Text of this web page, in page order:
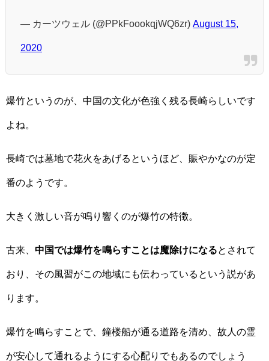
— カーツウェル (@PPkFoookqjWQ6zr) August 15,
2020
爆竹というのが、中国の文化が色強く残る長崎らしいです
よね。
長崎では墓地で花火をあげるというほど、賑やかなのが定
番のようです。
大きく激しい音が鳴り響くのが爆竹の特徴。
古来、 中国では爆竹を鳴らすことは魔除けになる とされて
おり、その風習がこの地域にも伝わっているという説があ
ります。
爆竹を鳴らすことで、鐘楼船が通る道路を清め、故人の霊
が安心して通れるようにする心配りでもあるのでしょう